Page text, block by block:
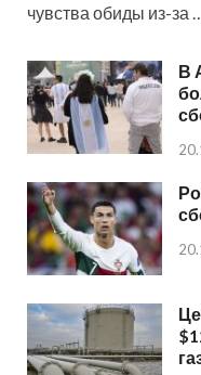
чувства обиды из-за
В